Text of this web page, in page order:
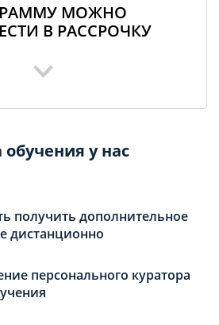
МОЖНО
В РАССРОЧКУ
у нас
получить дополнительное
дистанционно
персонального куратора